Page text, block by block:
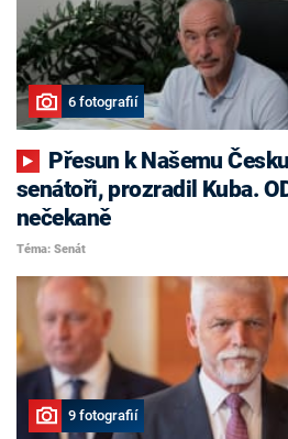
6 fotografií
senátoři, prozradil Kuba.
nečekaně
Téma: Senát
9 fotografií